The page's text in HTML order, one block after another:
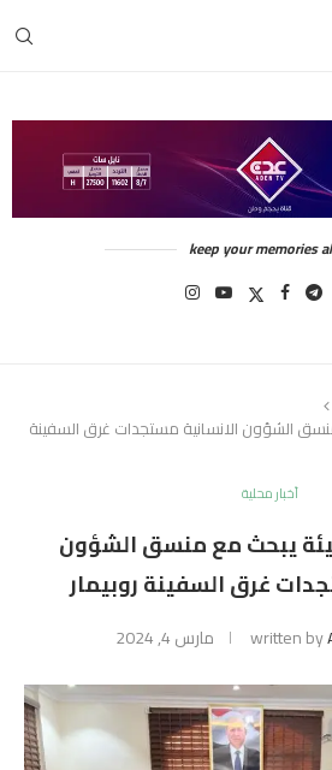
keep your memories
منسق الشؤون الانسانية مستجدات غرق السفينة
أخبار محلية
يبحث مع منسق الشؤون
غرق السفينة روبيمار
written by مارس 4, 2024